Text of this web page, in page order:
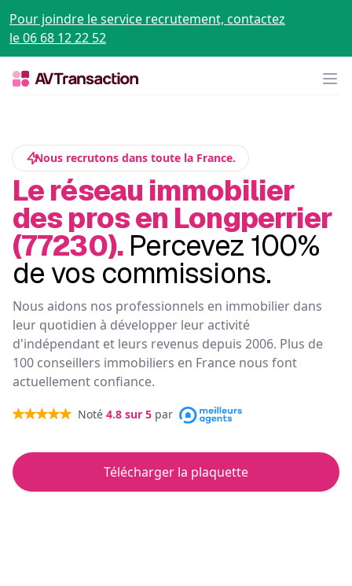
Pour joindre le service recrutement, contactez
le 06 68 12 22 52
Nous recrutons dans toute la France.
Le réseau immobilier
des pros en Longperrier
(77230). Percevez 100%
de vos commissions.
Nous aidons nos professionnels en immobilier dans
leur quotidien à développer leur activité
d'indépendant et leurs revenus depuis 2006. Plus de
100 conseillers immobiliers en France nous font
actuellement confiance.
Noté 4.8 sur 5 par
Télécharger la plaquette